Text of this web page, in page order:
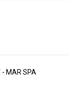
- MAR SPA